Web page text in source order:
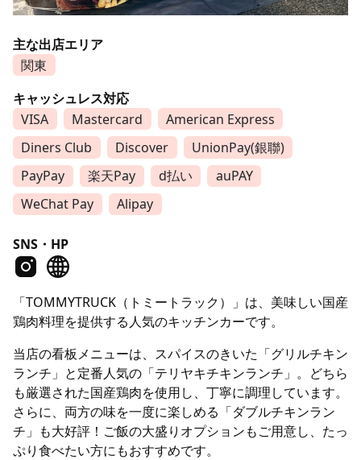
主な出店エリア
関東
キャッシュレス対応
VISA
Mastercard
American Express
Diners Club
Discover
UnionPay(銀聯)
PayPay
楽天Pay d払い
auPAY
WeChat Pay
Alipay
SNS・HP
「TOMMYTRUCK（トミートラック）」は、美味しい国産
鶏肉料理を提供する人気のキッチンカーです。
当店の看板メニューは、スパイスのきいた「グリルチキン
ランチ」と定番人気の「テリヤキチキンランチ」。どちら
も厳選された国産鶏肉を使用し、丁寧に調理しています。
さらに、両方の味を一度に楽しめる「ダブルチキンラン
チ」も大好評！ご飯の大盛りオプションもご用意し、たっ
ぷり食べたい方にもおすすめです。